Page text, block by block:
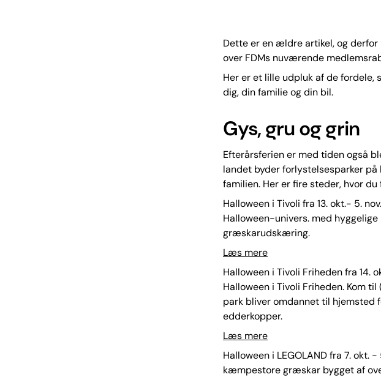
Dette er en ældre artikel, og
over FDMs nuværende
Her er et lille udpluk af de
dig, din familie og din bil.
Gys, gru og grin
Efterårsferien er med tiden også
landet byder forlystelsesparker
familien. Her er fire steder, hvor du
Halloween i Tivoli fra 13. okt.- 5.
Halloween-univers. med
græskarudskæring.
Læs mere
Halloween i Tivoli Friheden fra 14.
Halloween i Tivoli Friheden. Kom
park bliver omdannet til hjemsted
edderkopper.
Læs mere
Halloween i LEGOLAND fra 7. okt.
kæmpestore græskar bygget af